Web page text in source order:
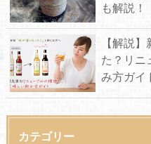
も解説！
【解説
た？リニ
み方ガイ
カテゴリー